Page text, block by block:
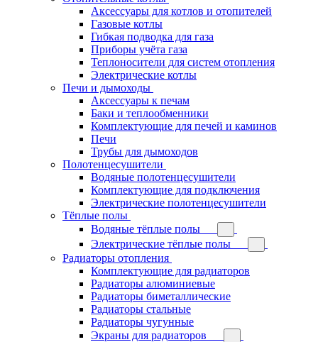
Аксессуары для котлов и отопителей
Газовые котлы
Гибкая подводка для газа
Приборы учёта газа
Теплоносители для систем отопления
Электрические котлы
Печи и дымоходы
Аксессуары к печам
Баки и теплообменники
Комплектующие для печей и каминов
Печи
Трубы для дымоходов
Полотенцесушители
Водяные полотенцесушители
Комплектующие для подключения
Электрические полотенцесушители
Тёплые полы
Водяные тёплые полы
Электрические тёплые полы
Радиаторы отопления
Комплектующие для радиаторов
Радиаторы алюминиевые
Радиаторы биметаллические
Радиаторы стальные
Радиаторы чугунные
Экраны для радиаторов